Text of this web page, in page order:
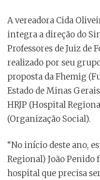
A vereadora Cida
integra a direção do
Professores de Juiz de
realizado por seu
proposta da Fhemig
Estado de Minas
HRJP (Hospital
(Organização Social).
“No início deste ano,
Regional) João Penido
hospital que precisa